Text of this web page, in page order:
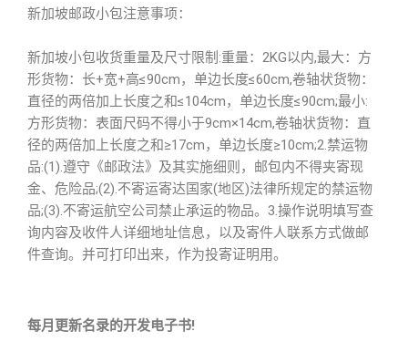
新加坡邮政小包注意事项：
新加坡小包收货重量及尺寸限制:重量：2KG以内,最大：方
形货物：长+宽+高≤90cm，单边长度≤60cm,卷轴状货物：
直径的两倍加上长度之和≤104cm，单边长度≤90cm;最小:
方形货物：表面尺码不得小于9cm×14cm,卷轴状货物：直
径的两倍加上长度之和≥17cm，单边长度≥10cm;2.禁运物
品:(1).遵守《邮政法》及其实施细则，邮包内不得夹寄现
金、危险品;(2).不寄运寄达国家(地区)法律所规定的禁运物
品;(3).不寄运航空公司禁止承运的物品。3.操作说明填写查
询内容及收件人详细地址信息，以及寄件人联系方式做邮
件查询。并可打印出来，作为投寄证明用。
每月更新名录的开发电子书!